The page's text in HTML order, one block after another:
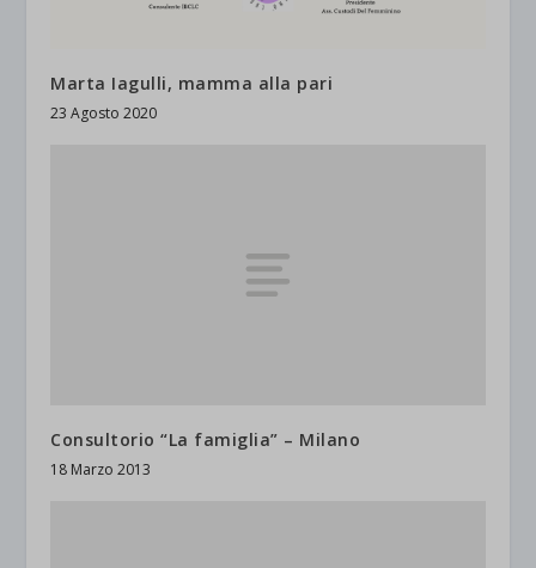
Marta Iagulli, mamma alla pari
23 Agosto 2020
Consultorio “La famiglia” – Milano
18 Marzo 2013